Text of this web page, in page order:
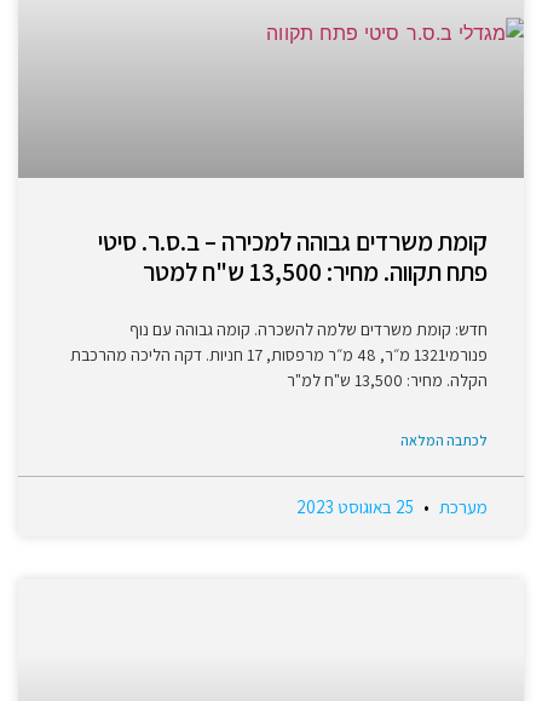
קומת משרדים גבוהה למכירה – ב.ס.ר. סיטי
פתח תקווה. מחיר: 13,500 ש"ח למטר
חדש: קומת משרדים שלמה להשכרה. קומה גבוהה עם נוף
פנורמי1321 מ״ר, 48 מ״ר מרפסות, 17 חניות. דקה הליכה מהרכבת
הקלה. מחיר: 13,500 ש"ח למ"ר
לכתבה המלאה
מערכת